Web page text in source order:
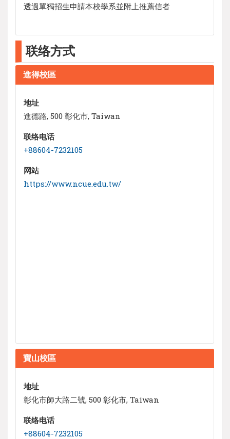
透過單獨招生申請本校學系並附上推薦信者
联络方式
進得校區
地址
進德路, 500 彰化市, Taiwan
联络电话
+88604-7232105
网站
https://www.ncue.edu.tw/
寶山校區
地址
彰化市師大路二號, 500 彰化市, Taiwan
联络电话
+88604-7232105